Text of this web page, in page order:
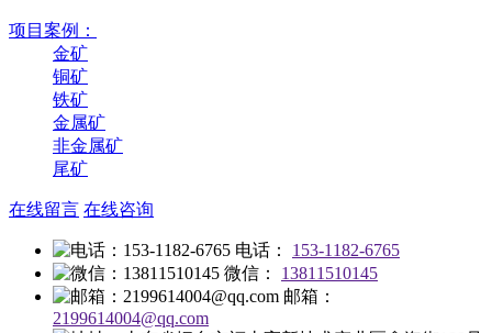
项目案例：
金矿
铜矿
铁矿
金属矿
非金属矿
尾矿
在线留言 在线咨询
电话：
153-1182-6765
微信：
13811510145
邮箱：
2199614004@qq.com